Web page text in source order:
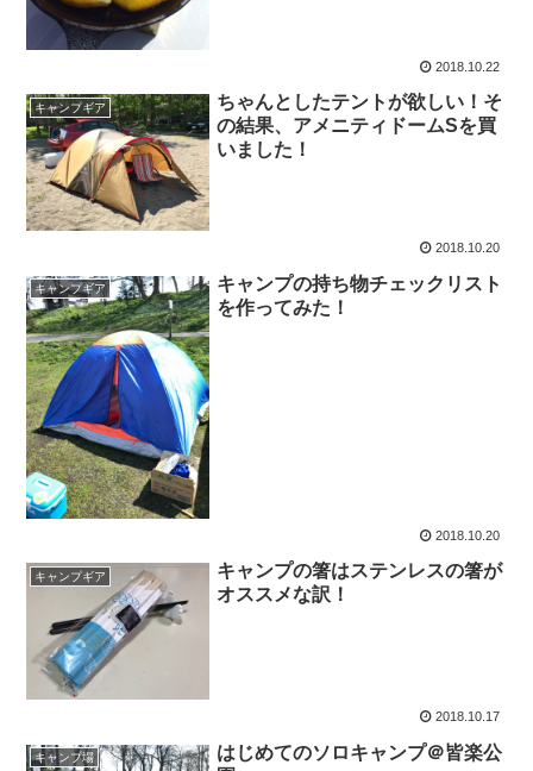
2018.10.22
キャンプギア
ちゃんとしたテントが欲しい！そ
の結果、アメニティドームSを買
いました！
2018.10.20
キャンプギア
キャンプの持ち物チェックリスト
を作ってみた！
2018.10.20
キャンプギア
キャンプの箸はステンレスの箸が
オススメな訳！
2018.10.17
キャンプ場
はじめてのソロキャンプ＠皆楽公